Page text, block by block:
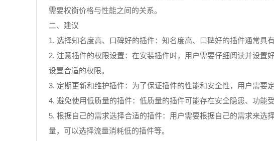
需要权衡价格与性能之间的关系。
二、建议
1. 选择知名度高、口碑好的插件：知名度高、口碑好的插件通常具
2. 注意插件的权限设置：在安装插件时，用户需要仔细阅读并设
设置合适的权限。
3. 定期更新和维护插件：为了保证插件的性能和安全性，用户需要
4. 避免使用低质量的插件：低质量的插件可能存在安全隐患、功能
5. 根据自己的需求选择合适的插件：用户需要根据自己的需求来
量，可以选择流量消耗低的插件等。